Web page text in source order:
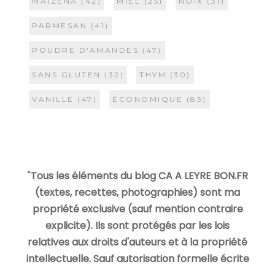
PARMESAN (41)
POUDRE D'AMANDES (47)
SANS GLUTEN (32) THYM (30)
VANILLE (47) ÉCONOMIQUE (83)
"Tous les éléments du blog CA A LEYRE BON.FR
(textes, recettes, photographies) sont ma
propriété exclusive (sauf mention contraire
explicite). Ils sont protégés par les lois
relatives aux droits d'auteurs et à la propriété
intellectuelle. Sauf autorisation formelle écrite